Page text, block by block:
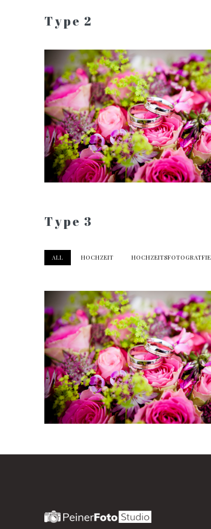
Type 2
Type 3
ALL HOCHZEIT HOCHZEITSFOTOGRATFIE
Hochzeitsfotografie
Fotos Hochzeitsfotogratfie